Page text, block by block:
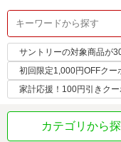
サントリーの対象商品が
初回限定1,000円OFFクー
家計応援！100円引きクー
カテゴリから